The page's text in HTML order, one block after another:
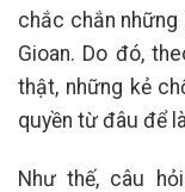
chắc chắn những
Gioan. Do đó,
thật, những kẻ
quyền từ đâu để
Như thế, câu